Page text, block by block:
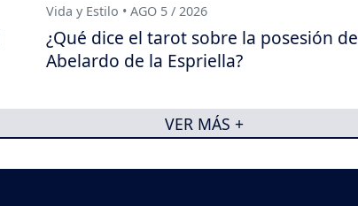
Vida y Estilo • AGO 5 / 2026
¿Qué dice el tarot sobre la posesión de
Abelardo de la Espriella?
VER MÁS +